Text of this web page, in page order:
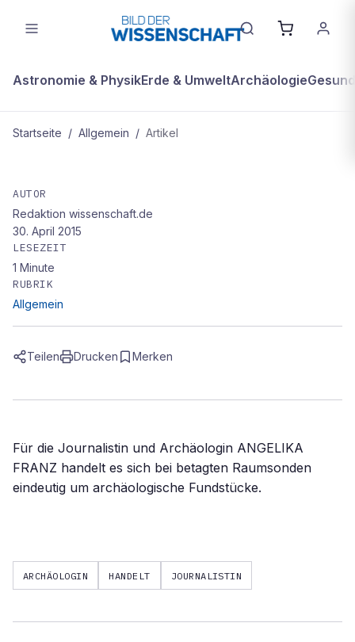
Astronomie & PhysikErde & UmweltArchäologie
Startseite / Allgemein / Artikel
Für die Journalistin und Archäologin
AUTOR
Redaktion wissenschaft.de
30. April 2015
LESEZEIT
1 Minute
RUBRIK
Allgemein
Teilen Drucken Merken
Für die Journalistin und Archäologin ANGELIKA
FRANZ handelt es sich bei betagten Raumsonden
eindeutig um archäologische Fundstücke.
ARCHÄOLOGIN HANDELT JOURNALISTIN